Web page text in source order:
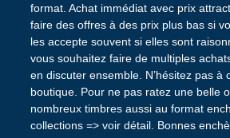
format. Achat immédiat avec prix
faire des offres à des prix plus bas si
les accepte souvent si elles sont
vous souhaitez faire de multiples
en discuter ensemble. N’hésitez pas à
boutique. Pour ne pas ratez une belle
nombreux timbres aussi au format
collections => voir détail. Bonnes